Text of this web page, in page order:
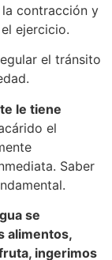
contracción y
ejercicio.
el tránsito
le tiene
el
Saber
se
alimentos,
ingerimos